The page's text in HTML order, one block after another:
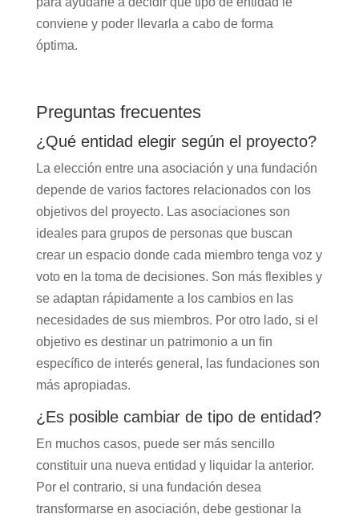
conviene y poder llevarla a cabo de forma
óptima.
Preguntas frecuentes
¿Qué entidad elegir según el proyecto?
La elección entre una asociación y una fundación
depende de varios factores relacionados con los
objetivos del proyecto. Las asociaciones son
ideales para grupos de personas que buscan
crear un espacio donde cada miembro tenga voz y
voto en la toma de decisiones. Son más flexibles y
se adaptan rápidamente a los cambios en las
necesidades de sus miembros. Por otro lado, si el
objetivo es destinar un patrimonio a un fin
específico de interés general, las fundaciones son
más apropiadas.
¿Es posible cambiar de tipo de entidad?
En muchos casos, puede ser más sencillo
constituir una nueva entidad y liquidar la anterior.
Por el contrario, si una fundación desea
transformarse en asociación, debe gestionar la